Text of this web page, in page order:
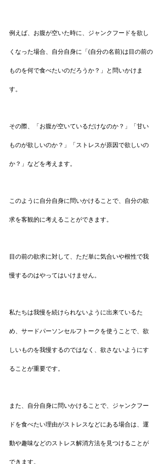
例えば、お腹が空いた時に、ジャンクフードを欲し
くなった場合、自分自身に「(自分の名前)は目の前の
ものを何で食べたいのだろうか？」と問いかけま
す。
その際、「お腹が空いているだけなのか？」「甘い
ものが欲しいのか？」「ストレスが原因で欲しいの
か？」などを考えます。
このように自分自身に問いかけることで、自分の欲
求を客観的に考えることができます。
目の前の欲求に対して、ただ単に気合いや根性で我
慢するのはやってはいけません。
私たちは我慢を続けられないように出来ているた
め、サードパーソンセルフトークを使うことで、欲
しいものを我慢するのではなく、欲さないようにす
ることが重要です。
また、自分自身に問いかけることで、ジャンクフー
ドを食べたい理由がストレスなどにある場合は、運
動や趣味などのストレス解消方法を見つけることが
できます。